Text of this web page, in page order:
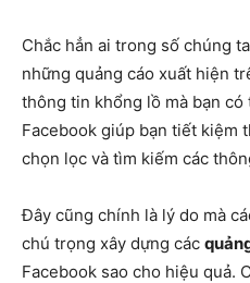
Chắc hẳn ai trong số chúng
những quảng cáo xuất hiện
thông tin khổng lồ mà bạn có
Facebook giúp bạn tiết kiệm
chọn lọc và tìm kiếm các
Đây cũng chính là lý do mà
chú trọng xây dựng các
Facebook sao cho hiệu quả.